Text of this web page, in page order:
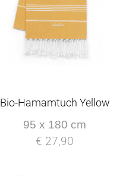
Bio-Hamamtuch Yellow
95 x 180 cm
€ 27,90